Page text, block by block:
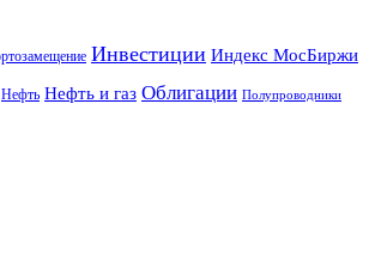
Инвестиции Индекс МосБиржи
Нефть Нефть и газ Облигации Полупроводники